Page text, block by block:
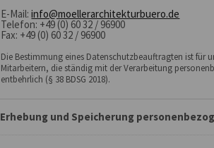
E-Mail:info@moellerarchitekturbuero.de
Telefon: +49 (0) 60 32 / 96900
Fax: +49 (0) 60 32 / 96900
Die Bestimmung eines Datenschutzbeauftragten ist für
Mitarbeitern, die ständig mit der Verarbeitung
entbehrlich (§ 38 BDSG 2018).
Erhebung und Speicherung